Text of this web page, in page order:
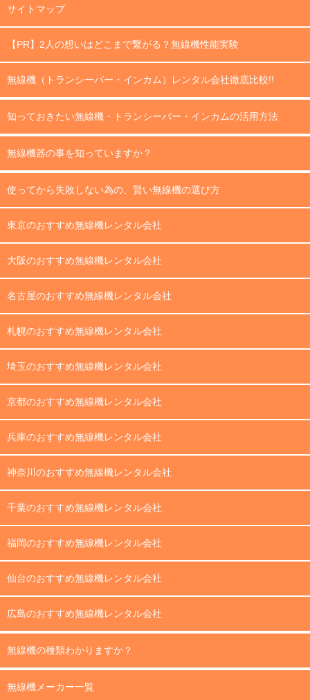
サイトマップ
【PR】2人の想いはどこまで繋がる？無線機性能実験
無線機（トランシーバー・インカム）レンタル会社徹底比較!!
知っておきたい無線機・トランシーバー・インカムの活用方法
無線機器の事を知っていますか？
使ってから失敗しない為の、賢い無線機の選び方
東京のおすすめ無線機レンタル会社
大阪のおすすめ無線機レンタル会社
名古屋のおすすめ無線機レンタル会社
札幌のおすすめ無線機レンタル会社
埼玉のおすすめ無線機レンタル会社
京都のおすすめ無線機レンタル会社
兵庫のおすすめ無線機レンタル会社
神奈川のおすすめ無線機レンタル会社
千葉のおすすめ無線機レンタル会社
福岡のおすすめ無線機レンタル会社
仙台のおすすめ無線機レンタル会社
広島のおすすめ無線機レンタル会社
無線機の種類わかりますか？
無線機メーカー一覧